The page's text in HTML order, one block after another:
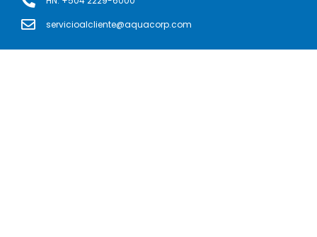
servicioalcliente@aquacorp.com